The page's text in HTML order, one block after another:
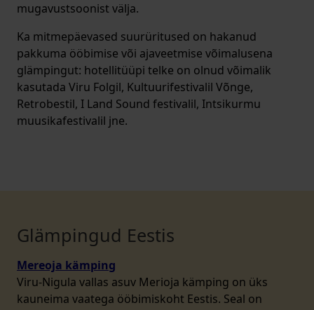
mugavustsoonist välja.
Ka mitmepäevased suurüritused on hakanud
pakkuma ööbimise või ajaveetmise võimalusena
glämpingut: hotellitüüpi telke on olnud võimalik
kasutada Viru Folgil, Kultuurifestivalil Võnge,
Retrobestil, I Land Sound festivalil, Intsikurmu
muusikafestivalil jne.
Glämpingud Eestis
Mereoja kämping
Viru-Nigula vallas asuv Merioja kämping on üks
kauneima vaatega ööbimiskoht Eestis. Seal on